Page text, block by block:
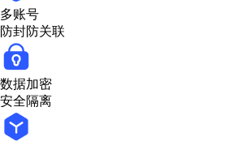
多账号
防封防关联
数据加密
安全隔离